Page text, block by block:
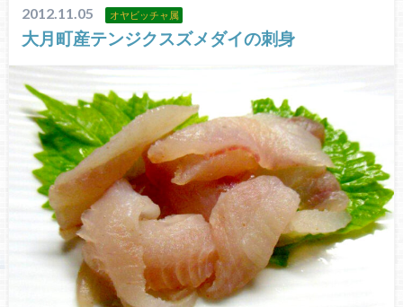
2012.11.05 オヤビッチャ属
大月町産テンジクスズメダイの刺身